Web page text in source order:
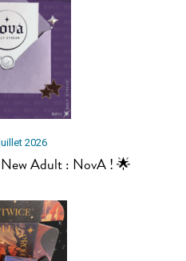
2026
Adult : NovA ! 🌟